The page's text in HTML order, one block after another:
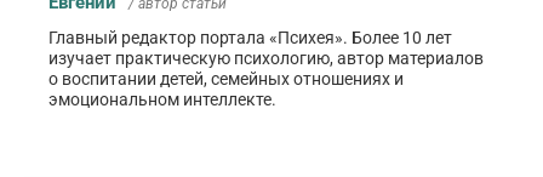
Главный редактор портала «Психея». Более 10 лет
изучает практическую психологию, автор материалов
о воспитании детей, семейных отношениях и
эмоциональном интеллекте.